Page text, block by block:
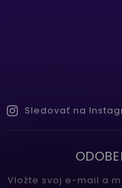
Sledovať na
Vložte svoj e-mail a